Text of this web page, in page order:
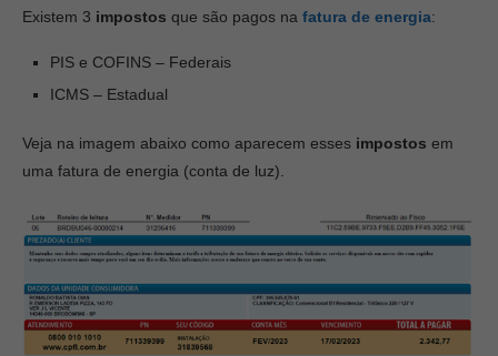
Existem 3 impostos que são pagos na fatura de energia:
PIS e COFINS – Federais
ICMS – Estadual
Veja na imagem abaixo como aparecem esses impostos em
uma fatura de energia (conta de luz).